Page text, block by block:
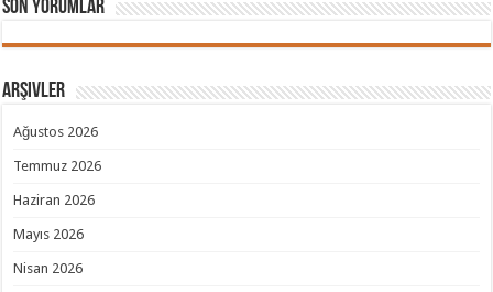
Son Yorumlar
Arşivler
Ağustos 2026
Temmuz 2026
Haziran 2026
Mayıs 2026
Nisan 2026